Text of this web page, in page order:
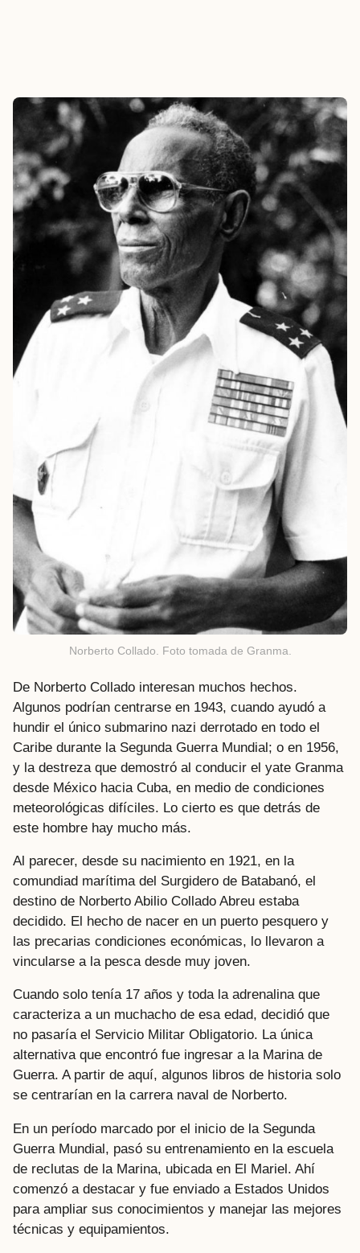
Norberto Collado. Foto tomada de Granma.
De Norberto Collado interesan muchos hechos.
Algunos podrían centrarse en 1943, cuando ayudó a
hundir el único submarino nazi derrotado en todo el
Caribe durante la Segunda Guerra Mundial; o en 1956,
y la destreza que demostró al conducir el yate Granma
desde México hacia Cuba, en medio de condiciones
meteorológicas difíciles. Lo cierto es que detrás de
este hombre hay mucho más.
Al parecer, desde su nacimiento en 1921, en la
comundiad marítima del Surgidero de Batabanó, el
destino de Norberto Abilio Collado Abreu estaba
decidido. El hecho de nacer en un puerto pesquero y
las precarias condiciones económicas, lo llevaron a
vincularse a la pesca desde muy joven.
Cuando solo tenía 17 años y toda la adrenalina que
caracteriza a un muchacho de esa edad, decidió que
no pasaría el Servicio Militar Obligatorio. La única
alternativa que encontró fue ingresar a la Marina de
Guerra. A partir de aquí, algunos libros de historia solo
se centrarían en la carrera naval de Norberto.
En un período marcado por el inicio de la Segunda
Guerra Mundial, pasó su entrenamiento en la escuela
de reclutas de la Marina, ubicada en El Mariel. Ahí
comenzó a destacar y fue enviado a Estados Unidos
para ampliar sus conocimientos y manejar las mejores
técnicas y equipamientos.